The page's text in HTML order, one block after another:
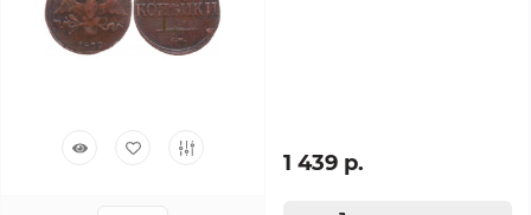
1 439 р.